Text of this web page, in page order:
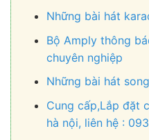
Những bài hát
Bộ Amply thông
chuyên nghiệp
Những bài hát
Cung cấp,Lắp đặt
hà nội, liên hệ :